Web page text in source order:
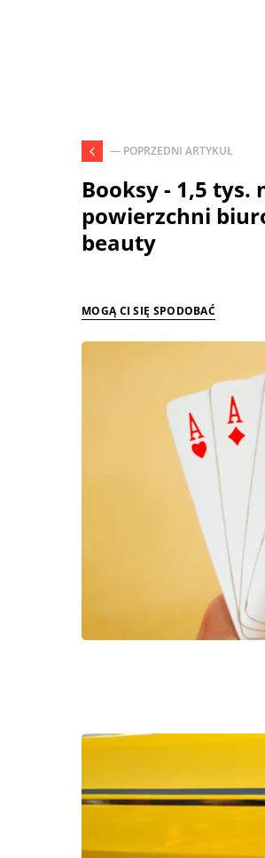
— POPRZEDNI ARTYKUŁ
Booksy - 1,5 tys.
powierzchni
beauty
MOGĄ CI SIĘ SPODOBAĆ